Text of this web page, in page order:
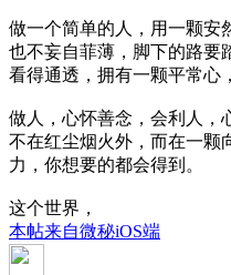
做一个简单的人，用一颗安
也不妄自菲薄，脚下的路要
看得通透，拥有一颗平常心
做人，心怀善念，会利人，
不在红尘烟火外，而在一颗
力，你想要的都会得到。
这个世界，
本帖来自微秘iOS端